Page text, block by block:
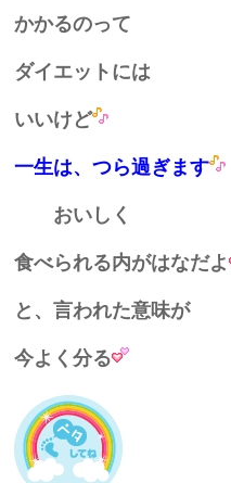
かかるのって
ダイエットには
いいけど
一生は、つら過ぎます
おいしく
食べられる内がはなだよ
と、言われた意味が
今よく分る